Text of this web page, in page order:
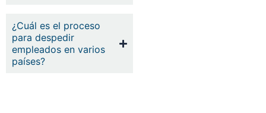
¿Cuál es el proceso
para despedir
empleados en varios
países?